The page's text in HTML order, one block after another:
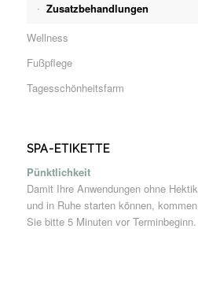
Zusatzbehandlungen
Wellness
Fußpflege
Tagesschönheitsfarm
SPA-ETIKETTE
Pünktlichkeit
Damit Ihre Anwendungen ohne Hektik
und in Ruhe starten können, kommen
Sie bitte 5 Minuten vor Terminbeginn.